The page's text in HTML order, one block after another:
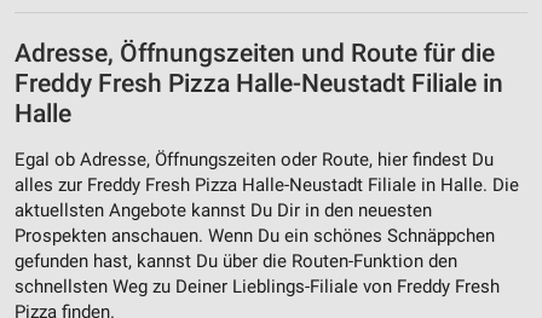
Adresse, Öffnungszeiten und Route für die
Freddy Fresh Pizza Halle-Neustadt Filiale in
Halle
Egal ob Adresse, Öffnungszeiten oder Route, hier findest Du
alles zur Freddy Fresh Pizza Halle-Neustadt Filiale in Halle. Die
aktuellsten Angebote kannst Du Dir in den neuesten
Prospekten anschauen. Wenn Du ein schönes Schnäppchen
gefunden hast, kannst Du über die Routen-Funktion den
schnellsten Weg zu Deiner Lieblings-Filiale von Freddy Fresh
Pizza finden.